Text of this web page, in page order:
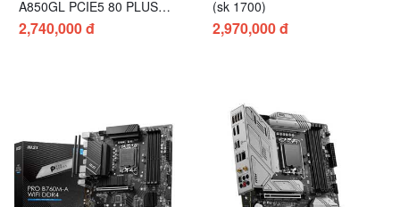
A850GL PCIE5 80 PLUS
Gold
2,740,000 đ
(sk 1700)
2,970,000 đ